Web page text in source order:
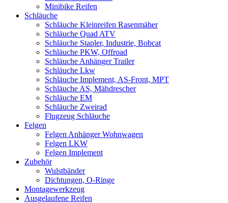
Minibike Reifen
Schläuche
Schläuche Kleinreifen Rasenmäher
Schläuche Quad ATV
Schläuche Stapler, Industrie, Bobcat
Schläuche PKW, Offroad
Schläuche Anhänger Trailer
Schläuche Lkw
Schläuche Implement, AS-Front, MPT
Schläuche AS, Mähdrescher
Schläuche EM
Schläuche Zweirad
Flugzeug Schläuche
Felgen
Felgen Anhänger Wohnwagen
Felgen LKW
Felgen Implement
Zubehör
Wulstbänder
Dichtungen, O-Ringe
Montagewerkzeug
Ausgelaufene Reifen